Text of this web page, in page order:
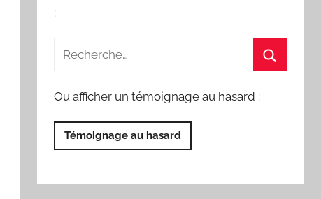
:
Ou afficher un témoignage au hasard :
Témoignage au hasard